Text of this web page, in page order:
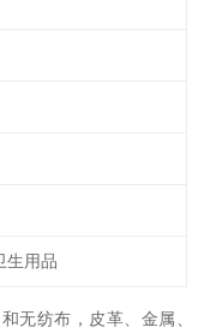
生用品
无纺布，皮革、金属、